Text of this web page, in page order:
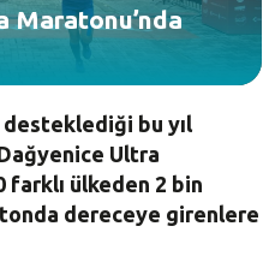
Maratonu’nda
bu yıl
Ultra
farklı ülkeden 2 bin
dereceye girenlere